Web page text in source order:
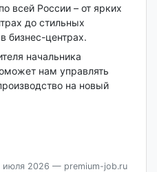
всей России – от ярких
до стильных
бизнес-центрах.
начальника
нам управлять
на новый
июля 2026 — premium-job.ru